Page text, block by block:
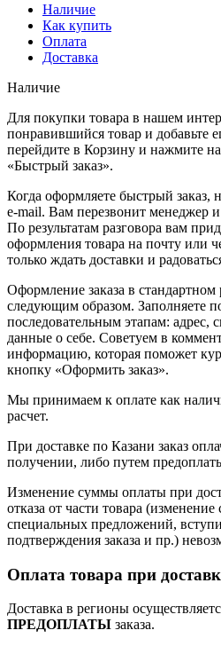
Наличие
Как купить
Оплата
Доставка
Наличие
Для покупки товара в нашем
понравившийся товар и добавьте
перейдите в Корзину и нажмите
«Быстрый заказ».
Когда оформляете быстрый
e-mail. Вам перезвонит менеджер и
По результатам разговора вам
оформления товара на почту или
только ждать доставки и
Оформление заказа в
следующим образом. Заполняете
последовательным этапам: адрес,
данные о себе. Советуем в
информацию, которая поможет
кнопку «Оформить заказ».
Мы принимаем к оплате как
расчет.
При доставке по Казани заказ
получении, либо путем
Изменение суммы оплаты при
отказа от части товара
специальных предложений,
подтверждения заказа и пр.)
Оплата товара при
Доставка в регионы
ПРЕДОПЛАТЫ заказа.